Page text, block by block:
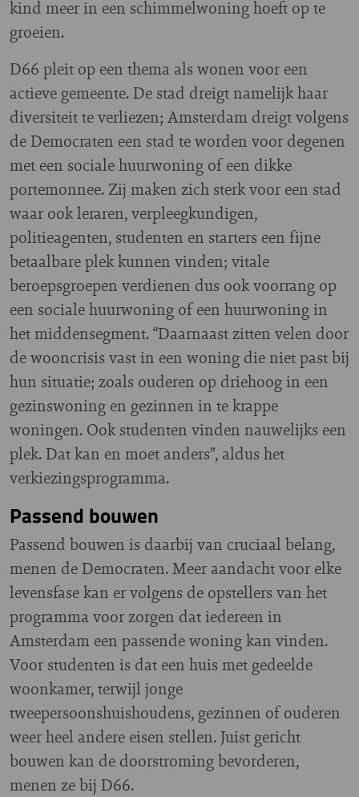
kind meer in een schimmelwoning hoeft op te
groeien.
D66 pleit op een thema als wonen voor een
actieve gemeente. De stad dreigt namelijk haar
diversiteit te verliezen; Amsterdam dreigt volgens
de Democraten een stad te worden voor degenen
met een sociale huurwoning of een dikke
portemonnee. Zij maken zich sterk voor een stad
waar ook leraren, verpleegkundigen,
politieagenten, studenten en starters een fijne
betaalbare plek kunnen vinden; vitale
beroepsgroepen verdienen dus ook voorrang op
een sociale huurwoning of een huurwoning in
het middensegment. “Daarnaast zitten velen door
de wooncrisis vast in een woning die niet past bij
hun situatie; zoals ouderen op driehoog in een
gezinswoning en gezinnen in te krappe
woningen. Ook studenten vinden nauwelijks een
plek. Dat kan en moet anders”, aldus het
verkiezingsprogramma.
Passend bouwen
Passend bouwen is daarbij van cruciaal belang,
menen de Democraten. Meer aandacht voor elke
levensfase kan er volgens de opstellers van het
programma voor zorgen dat iedereen in
Amsterdam een passende woning kan vinden.
Voor studenten is dat een huis met gedeelde
woonkamer, terwijl jonge
tweepersoonshuishoudens, gezinnen of ouderen
weer heel andere eisen stellen. Juist gericht
bouwen kan de doorstroming bevorderen,
menen ze bij D66.